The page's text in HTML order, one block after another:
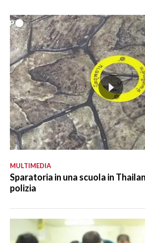
MULTIMEDIA
Sparatoria in una scuola in
polizia